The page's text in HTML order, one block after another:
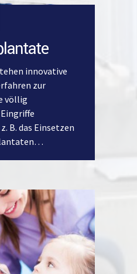
innovative
zur
völlig
B. das Einsetzen